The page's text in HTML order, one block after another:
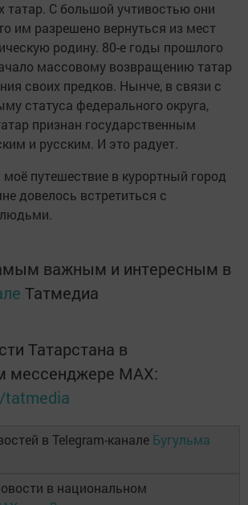
татар. С большой учтивостью они
им разрешено вернуться из мест
родину. 80-е годы прошлого
массовому возвращению татар
своих предков. Нынче, в связи с
статуса федерального округа,
признан государственным
и русским. И это радует.
путешествие в курортный город
довелось встретиться с
важным и интересным в
Татмедиа
Татарстана в
мессенджере MАХ:
в Telegram-канале Бугульма
в национальном